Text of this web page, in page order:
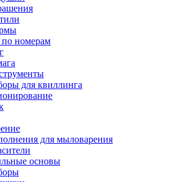
номерам
для квиллинга
для мыловарения
основы